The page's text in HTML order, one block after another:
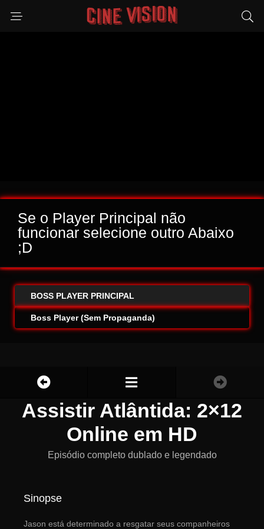
Se o Player Principal não
funcionar selecione outro Abaixo
;D
BOSS PLAYER PRINCIPAL
Boss Player (Sem Propaganda)
Assistir Atlântida: 2×12
Online em HD
Episódio completo dublado e legendado
Sinopse
Jason está determinado a resgatar seus companheiros